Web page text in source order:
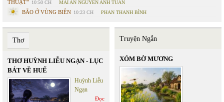
THUẬT” 10:50 CH MAI AN NGUYỄN ANH TUẤN
BÃO Ở VÙNG BIÊN 10:23 CH PHAN THANH BÌNH
Thơ
THƠ HUỲNH LIỄU NGẠN - LỤC
BÁT VỀ HUẾ
Huỳnh Liễu
Ngạn
Đọc
Truyện Ngắn
XÓM BỜ MƯƠNG